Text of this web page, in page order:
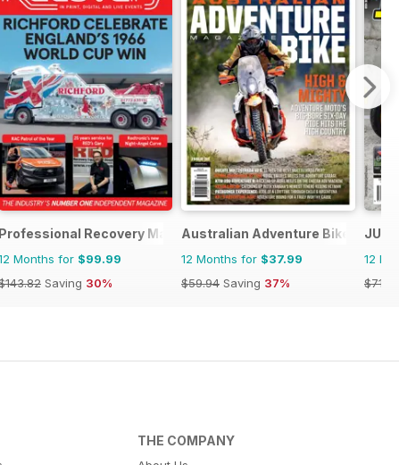
Professional Recovery Magazine
Months for $99.99
Saving 30%
Australian Adventure Bike
12 Months for $37.99
$59.94 Saving 37%
12
$71.88
THE COMPANY